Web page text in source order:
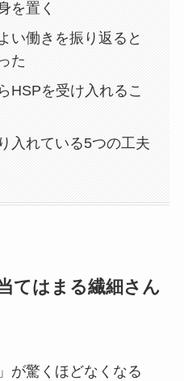
を置く
い働きを振り返ると
た
HSPを受け入れるこ
入れている5つの工夫
てはまる繊細さん
が驚くほどなくなる